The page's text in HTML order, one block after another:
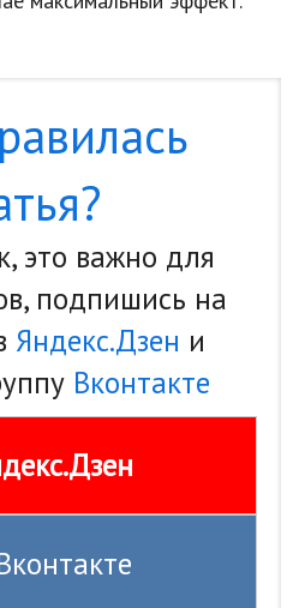
это важно для
подпишись на
Яндекс.Дзен и
Вконтакте